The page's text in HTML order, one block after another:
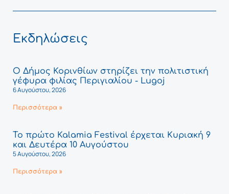
Εκδηλώσεις
Ο Δήμος Κορινθίων στηρίζει την πολιτιστική
γέφυρα φιλίας Περιγιαλίου - Lugoj
6 Αυγούστου, 2026
Περισσότερα »
Το πρώτο Kalamia Festival έρχεται Κυριακή 9
και Δευτέρα 10 Αυγούστου
5 Αυγούστου, 2026
Περισσότερα »